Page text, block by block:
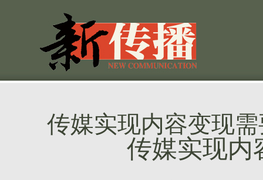
传媒实现内容变现
传媒实现内